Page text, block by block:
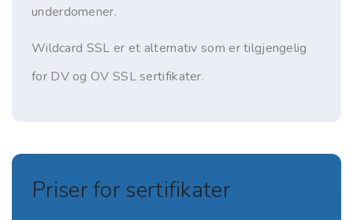
underdomener.
Wildcard SSL er et alternativ som er tilgjengelig
for DV og OV SSL sertifikater.
Priser for sertifikater